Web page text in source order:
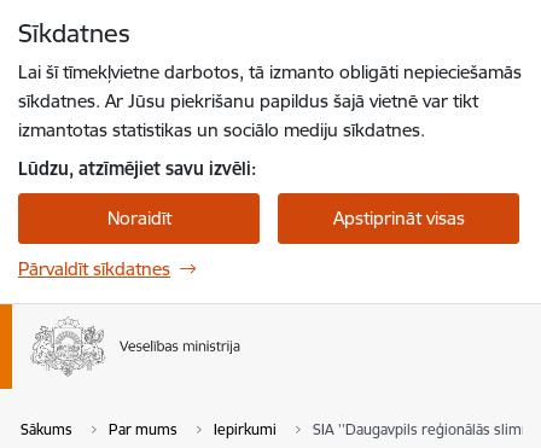
Sīkdatnes
Lai šī tīmekļvietne darbotos, tā izmanto obligāti nepieciešamās
sīkdatnes. Ar Jūsu piekrišanu papildus šajā vietnē var tikt
izmantotas statistikas un sociālo mediju sīkdatnes.
Lūdzu, atzīmējiet savu izvēli:
Noraidīt Apstiprināt visas
Pārvaldīt sīkdatnes
Sākums Par mums Iepirkumi SIA ''Daugavpils reģionālās